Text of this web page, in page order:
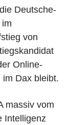
Deutsche-
von
Online-
Dax bleibt.
massiv vom
Intelligenz